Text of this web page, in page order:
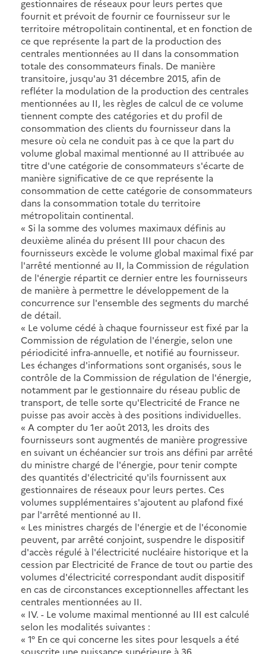
gestionnaires de réseaux pour leurs pertes que
fournit et prévoit de fournir ce fournisseur sur le
territoire métropolitain continental, et en fonction de
ce que représente la part de la production des
centrales mentionnées au II dans la consommation
totale des consommateurs finals. De manière
transitoire, jusqu'au 31 décembre 2015, afin de
refléter la modulation de la production des centrales
mentionnées au II, les règles de calcul de ce volume
tiennent compte des catégories et du profil de
consommation des clients du fournisseur dans la
mesure où cela ne conduit pas à ce que la part du
volume global maximal mentionné au II attribuée au
titre d'une catégorie de consommateurs s'écarte de
manière significative de ce que représente la
consommation de cette catégorie de consommateurs
dans la consommation totale du territoire
métropolitain continental.
« Si la somme des volumes maximaux définis au
deuxième alinéa du présent III pour chacun des
fournisseurs excède le volume global maximal fixé par
l'arrêté mentionné au II, la Commission de régulation
de l'énergie répartit ce dernier entre les fournisseurs
de manière à permettre le développement de la
concurrence sur l'ensemble des segments du marché
de détail.
« Le volume cédé à chaque fournisseur est fixé par la
Commission de régulation de l'énergie, selon une
périodicité infra-annuelle, et notifié au fournisseur.
Les échanges d'informations sont organisés, sous le
contrôle de la Commission de régulation de l'énergie,
notamment par le gestionnaire du réseau public de
transport, de telle sorte qu'Electricité de France ne
puisse pas avoir accès à des positions individuelles.
« A compter du 1er août 2013, les droits des
fournisseurs sont augmentés de manière progressive
en suivant un échéancier sur trois ans défini par arrêté
du ministre chargé de l'énergie, pour tenir compte
des quantités d'électricité qu'ils fournissent aux
gestionnaires de réseaux pour leurs pertes. Ces
volumes supplémentaires s'ajoutent au plafond fixé
par l'arrêté mentionné au II.
« Les ministres chargés de l'énergie et de l'économie
peuvent, par arrêté conjoint, suspendre le dispositif
d'accès régulé à l'électricité nucléaire historique et la
cession par Electricité de France de tout ou partie des
volumes d'électricité correspondant audit dispositif
en cas de circonstances exceptionnelles affectant les
centrales mentionnées au II.
« IV. - Le volume maximal mentionné au III est calculé
selon les modalités suivantes :
« 1° En ce qui concerne les sites pour lesquels a été
souscrite une puissance supérieure à 36